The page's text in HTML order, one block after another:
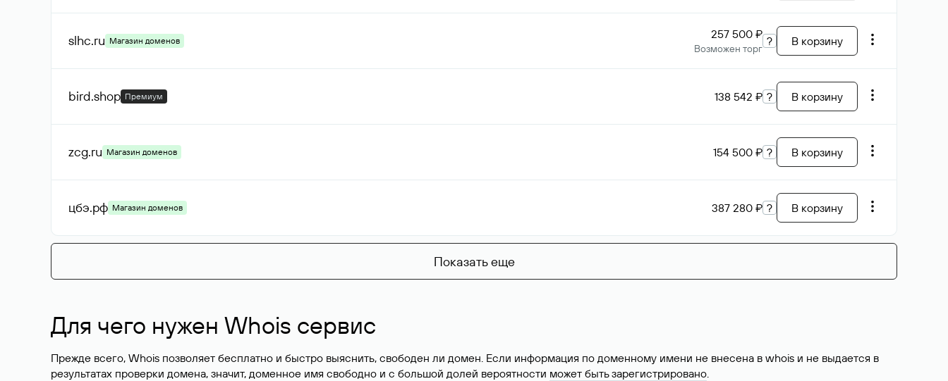
slhc.ru Магазин доменов 257 500 ₽
Возможен торг
? В корзину
bird.shop Премиум 138 542 ₽ ? В корзину
zcg.ru Магазин доменов 154 500 ₽ ? В корзину
цбэ.рф Магазин доменов 387 280 ₽ ? В корзину
Показать еще
Для чего нужен Whois сервис
Прежде всего, Whois позволяет бесплатно и быстро выяснить, свободен ли домен. Если информация по доменному имени не внесена в whois и не выдается в
результатах проверки домена, значит, доменное имя свободно и с большой долей вероятности может быть зарегистрировано.